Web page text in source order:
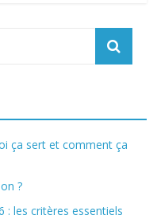
ça sert et comment ça
?
: les critères essentiels